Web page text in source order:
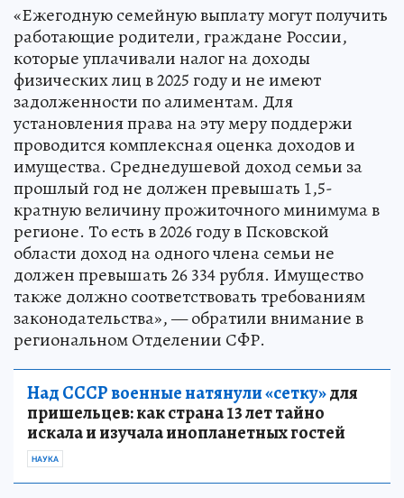
«Ежегодную семейную выплату могут получить
работающие родители, граждане России,
которые уплачивали налог на доходы
физических лиц в 2025 году и не имеют
задолженности по алиментам. Для
установления права на эту меру поддержи
проводится комплексная оценка доходов и
имущества. Среднедушевой доход семьи за
прошлый год не должен превышать 1,5-
кратную величину прожиточного минимума в
регионе. То есть в 2026 году в Псковской
области доход на одного члена семьи не
должен превышать 26 334 рубля. Имущество
также должно соответствовать требованиям
законодательства», — обратили внимание в
региональном Отделении СФР.
Над СССР военные натянули «сетку»для
пришельцев: как страна 13 лет тайно
искала и изучала инопланетных гостей
НАУКА